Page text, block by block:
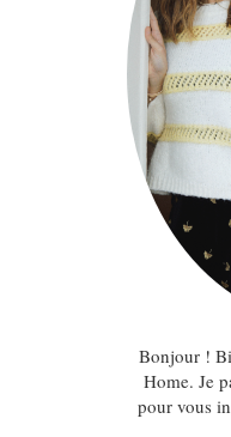
Bonjour !
Home. Je
pour vous